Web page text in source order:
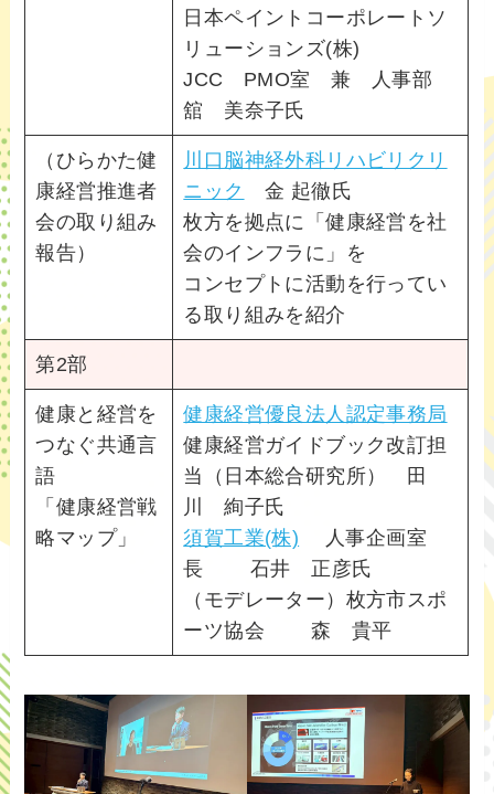
日本ペイントコーポレートソ
リューションズ(株)
JCC PMO室 兼 人事部
舘 美奈子氏
（ひらかた健
康経営推進者
会の取り組み
報告）
川口脳神経外科リハビリクリ
ニック
金 起徹氏
枚方を拠点に「健康経営を社
会のインフラに」を
コンセプトに活動を行ってい
る取り組みを紹介
第2部
健康と経営を
つなぐ共通言
語
「健康経営戦
略マップ」
健康経営優良法人認定事務局
健康経営ガイドブック改訂担
当（日本総合研究所） 田
川 絢子氏
須賀工業(株) 人事企画室
長 石井 正彦氏
（モデレーター）枚方市スポ
ーツ協会 森 貴平